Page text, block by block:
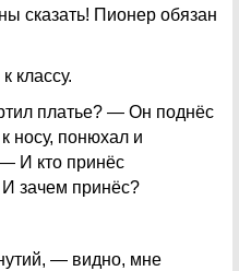
сказать! Пионер обязан
классу.
платье? — Он поднёс
носу, понюхал и
И кто принёс
зачем принёс?
— видно, мне